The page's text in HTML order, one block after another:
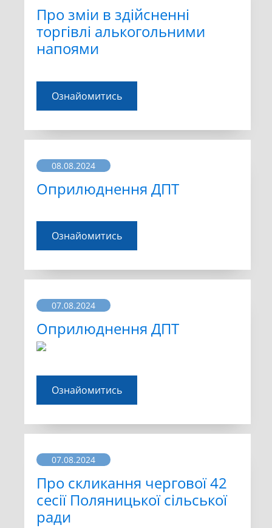
Про зміи в здійсненні
торгівлі алькогольними
напоями
Ознайомитись
08.08.2024
Оприлюднення ДПТ
Ознайомитись
07.08.2024
Оприлюднення ДПТ
Ознайомитись
07.08.2024
Про скликання чергової 42
сесії Поляницької сільської
ради